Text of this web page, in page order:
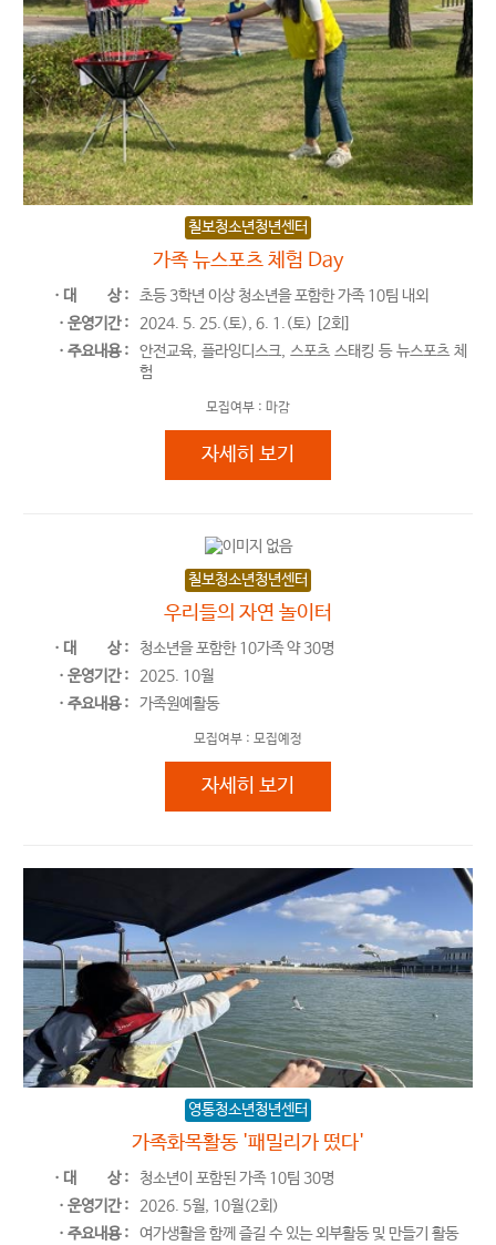
칠보청소년청년센터
가족 뉴스포츠 체험 Day
ㆍ대 상 :
초등 3학년 이상 청소년을 포함한 가족 10팀 내외
ㆍ운영기간 :
2024. 5. 25.(토), 6. 1.(토) [2회]
ㆍ주요내용 :
안전교육, 플라잉디스크, 스포츠 스태킹 등 뉴스포츠 체
험
모집여부 : 마감
가족 뉴스포츠 체험 Day
자세히 보기
칠보청소년청년센터
우리들의 자연 놀이터
ㆍ대 상 :
청소년을 포함한 10가족 약 30명
ㆍ운영기간 :
2025. 10월
ㆍ주요내용 :
가족원예활동
모집여부 : 모집예정
우리들의 자연 놀이터
자세히 보기
영통청소년청년센터
가족화목활동 '패밀리가 떴다'
ㆍ대 상 :
청소년이 포함된 가족 10팀 30명
ㆍ운영기간 :
2026. 5월, 10월(2회)
ㆍ주요내용 :
여가생활을 함께 즐길 수 있는 외부활동 및 만들기 활동